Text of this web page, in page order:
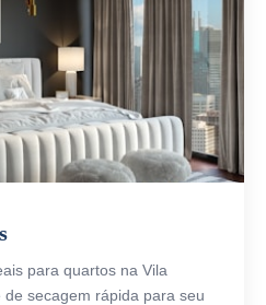
para quartos na Vila
secagem rápida para seu